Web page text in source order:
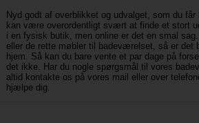
Nyd godt af overblikket og udvalget, som du får
kan være overordentligt svært at finde et stort
i en fysisk butik, men online er det en smal
eller de rette møbler til badeværelset, så er det
hjem. Så kan du bare vente et par dage på
det ikke. Har du nogle spørgsmål til vores
altid kontakte os på vores mail eller over
hjælpe dig.